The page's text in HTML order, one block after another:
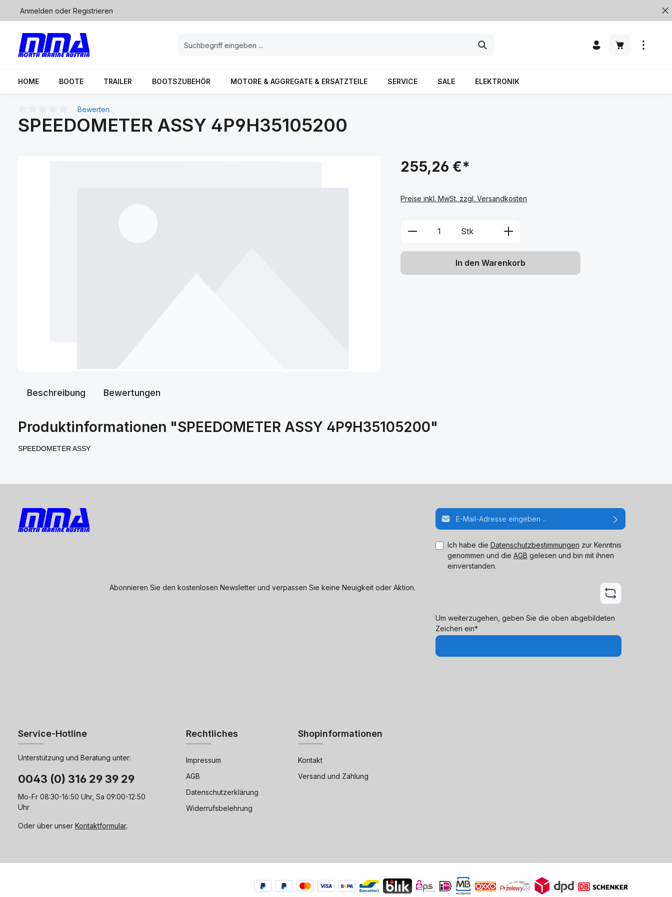
Zur Hauptnavigation springen
Anmelden oder Registrieren
HOME BOOTE TRAILER BOOTSZUBEHÖR MOTORE & AGGREGATE & ERSATZTEILE SERVICE SALE ELEKTRONIK
Durchschnittliche Bewertung von 0 von 5 Sternen
Bewerten
SPEEDOMETER ASSY 4P9H35105200
255,26 €*
Preise inkl. MwSt. zzgl. Versandkosten
Produkt Anzahl: Gib den gewünschten Wert
Stk
In den Warenkorb
Beschreibung Bewertungen
Produktinformationen "SPEEDOMETER ASSY 4P9H35105200"
SPEEDOMETER ASSY
Abonnieren Sie den kostenlosen Newsletter und verpassen Sie keine Neuigkeit oder Aktion.
E-Mail-Adresse*
Ich habe die Datenschutzbestimmungen zur Kenntnis
genommen und die AGB gelesen und bin mit ihnen
einverstanden.
Um weiterzugehen, geben Sie die oben abgebildeten
Zeichen ein*
Service-Hotline
Unterstützung und Beratung unter:
0043 (0) 316 29 39 29
Mo-Fr 08:30-16:50 Uhr, Sa 09:00-12:50
Uhr
Oder über unser Kontaktformular.
Rechtliches
Impressum
AGB
Datenschutzerklärung
Widerrufsbelehrung
Shopinformationen
Kontakt
Versand und Zahlung